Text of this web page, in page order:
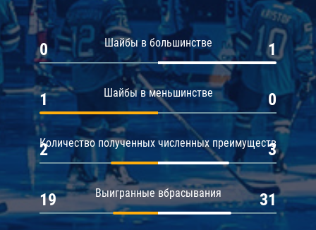
Шайбы в большинстве
0 1
Шайбы в меньшинстве
1 0
Количество полученных численных преимуществ
2 3
Выигранные вбрасывания
19 31